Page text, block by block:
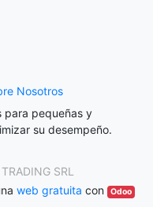
Nosotros
para pequeñas y
su desempeño.
SRL
web gratuita con Odoo